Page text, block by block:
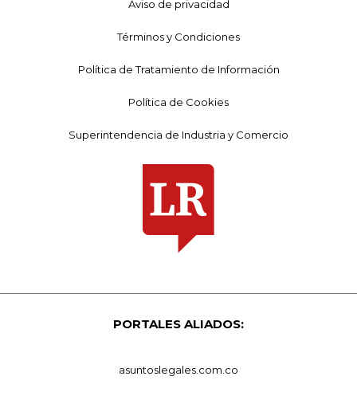
Aviso de privacidad
Términos y Condiciones
Política de Tratamiento de Información
Política de Cookies
Superintendencia de Industria y Comercio
PORTALES ALIADOS:
asuntoslegales.com.co